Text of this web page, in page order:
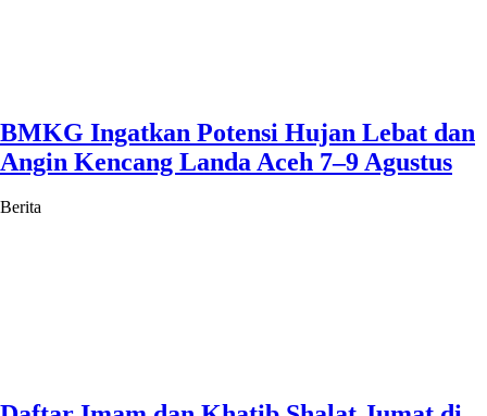
BMKG Ingatkan Potensi Hujan Lebat dan
Angin Kencang Landa Aceh 7–9 Agustus
Berita